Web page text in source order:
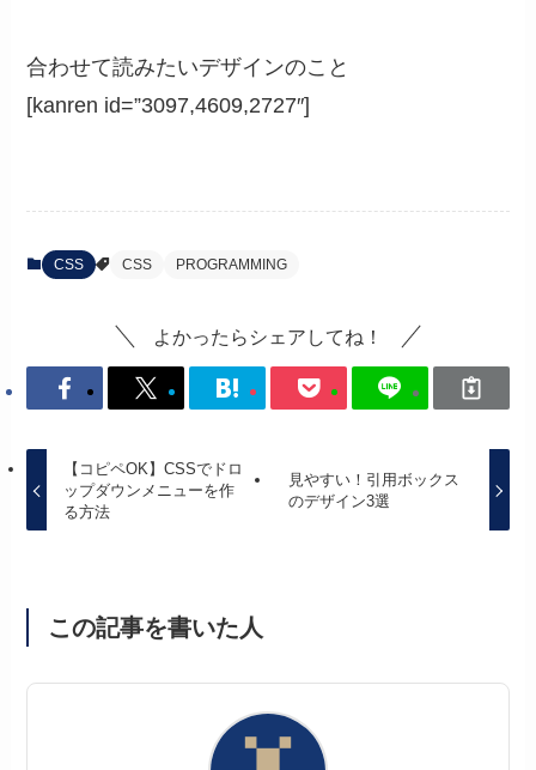
合わせて読みたいデザインのこと
[kanren id=”3097,4609,2727″]
CSS CSS PROGRAMMING
よかったらシェアしてね！
【コピペOK】CSSでドロ
ップダウンメニューを作
る方法
見やすい！引用ボックス
のデザイン3選
この記事を書いた人